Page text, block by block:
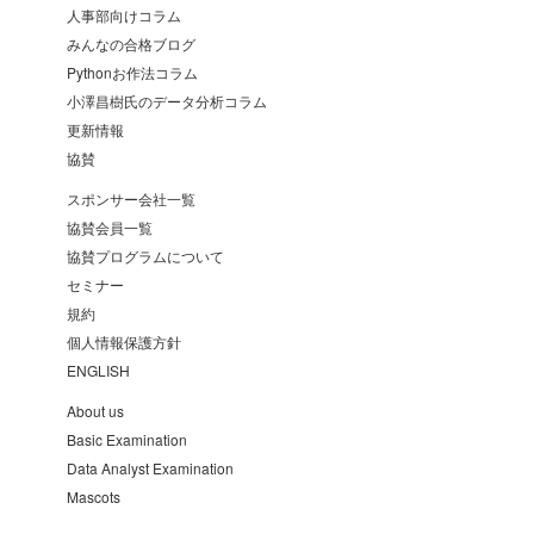
人事部向けコラム
みんなの合格ブログ
Pythonお作法コラム
小澤昌樹氏のデータ分析コラム
更新情報
協賛
スポンサー会社一覧
協賛会員一覧
協賛プログラムについて
セミナー
規約
個人情報保護方針
ENGLISH
About us
Basic Examination
Data Analyst Examination
Mascots